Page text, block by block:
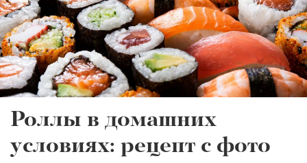
Роллы в домашних
условиях: рецепт с фото